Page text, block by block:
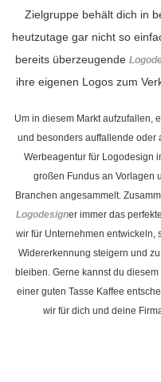
Zielgruppe behält dich in
heutzutage gar nicht so
bereits überzeugende
ihre eigenen Logos zum
Um in diesem Markt aufzufallen,
und besonders auffallende oder
Werbeagentur für Logodesign
großen Fundus an Vorlagen
Branchen angesammelt.
Logodesigner immer das
wir für Unternehmen entwickeln,
Widererkennung steigern und
bleiben. Gerne kannst du
einer guten Tasse Kaffee
wir für dich und deine